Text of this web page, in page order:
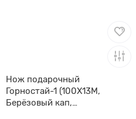
Нож подарочный
Горностай-1 (100Х13М,
Берёзовый кап,